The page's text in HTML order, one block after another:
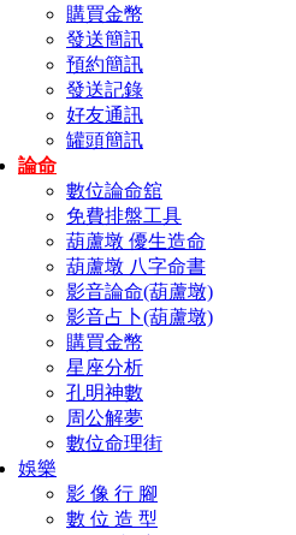
購買金幣
發送簡訊
預約簡訊
發送記錄
好友通訊
罐頭簡訊
論命
數位論命舘
免費排盤工具
葫蘆墩 優生造命
葫蘆墩 八字命書
影音論命(葫蘆墩)
影音占卜(葫蘆墩)
購買金幣
星座分析
孔明神數
周公解夢
數位命理街
娛樂
影 像 行 腳
數 位 造 型